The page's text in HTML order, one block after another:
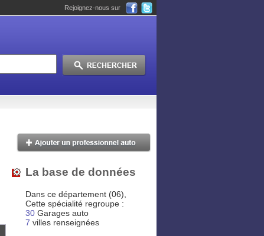
Rejoignez-nous sur
La base de données
Dans ce département (06),
Cette spécialité regroupe :
30 Garages auto
7 villes renseignées